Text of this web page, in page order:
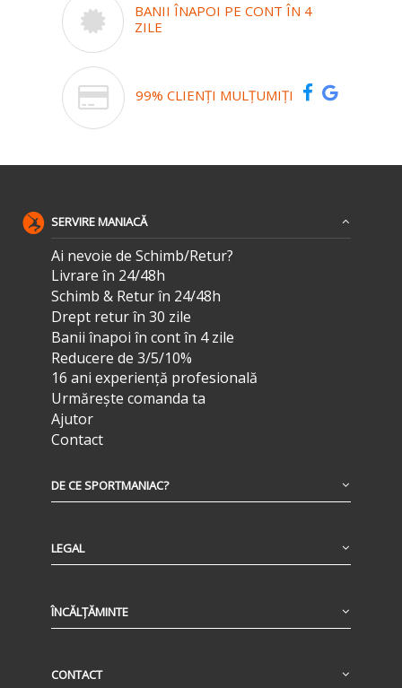
BANII ÎNAPOI PE CONT ÎN 4
ZILE
99% CLIENȚI MULȚUMIȚI
SERVIRE MANIACĂ
Ai nevoie de Schimb/Retur?
Livrare în 24/48h
Schimb & Retur în 24/48h
Drept retur în 30 zile
Banii înapoi în cont în 4 zile
Reducere de 3/5/10%
16 ani experiență profesională
Urmărește comanda ta
Ajutor
Contact
DE CE SPORTMANIAC?
LEGAL
ÎNCĂLȚĂMINTE
CONTACT